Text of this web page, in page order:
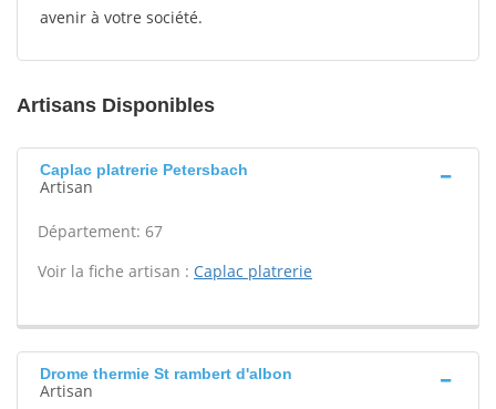
avenir à votre société.
Artisans Disponibles
Caplac platrerie Petersbach
Artisan
Département: 67
Voir la fiche artisan : Caplac platrerie
Drome thermie St rambert d'albon
Artisan